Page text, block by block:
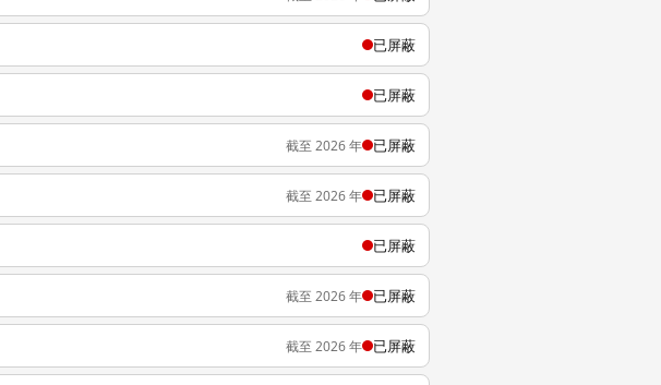
已屏蔽
已屏蔽
截至 2026 年 已屏蔽
截至 2026 年 已屏蔽
已屏蔽
截至 2026 年 已屏蔽
截至 2026 年 已屏蔽